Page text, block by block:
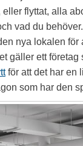
flyttat, alla
vad du
nya lokalen för
gäller ett företag
för att det har en
som har den